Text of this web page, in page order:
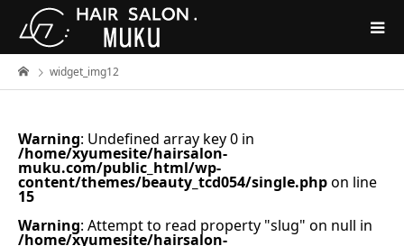
widget_img12
Warning: Undefined array key 0 in
/home/xyumesite/hairsalon-
muku.com/public_html/wp-
content/themes/beauty_tcd054/single.phpon line
15
Warning: Attempt to read property "slug" on null in
/home/xyumesite/hairsalon-